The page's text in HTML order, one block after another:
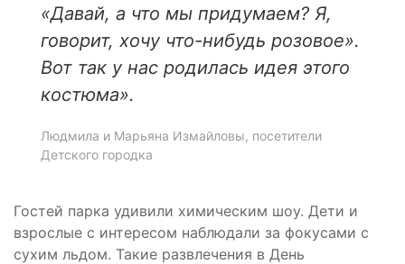
«Давай, а что мы придумаем? Я,
говорит, хочу что-нибудь розовое».
Вот так у нас родилась идея этого
костюма».
Людмила и Марьяна Измайловы, посетители
Детского городка
Гостей парка удивили химическим шоу. Дети и
взрослые с интересом наблюдали за фокусами с
сухим льдом. Такие развлечения в День